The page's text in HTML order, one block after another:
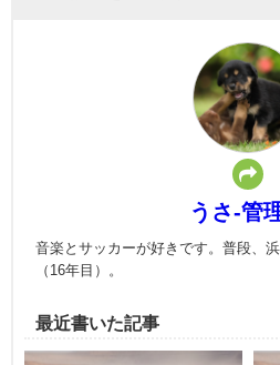
うさ-管
音楽とサッカーが好きです。普段、
（16年目）。
最近書いた記事